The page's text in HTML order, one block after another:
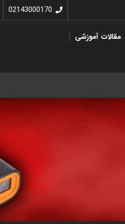
02143000170
مقالات آموزشی